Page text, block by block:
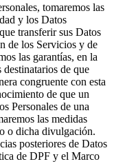
tomaremos las
y los Datos
transferir sus Datos
de los Servicios y de
las garantías, en la
de que
congruente con esta
de que un
Personales de una
las medidas
o dicha divulgación.
posteriores de Datos
de DPF y el Marco